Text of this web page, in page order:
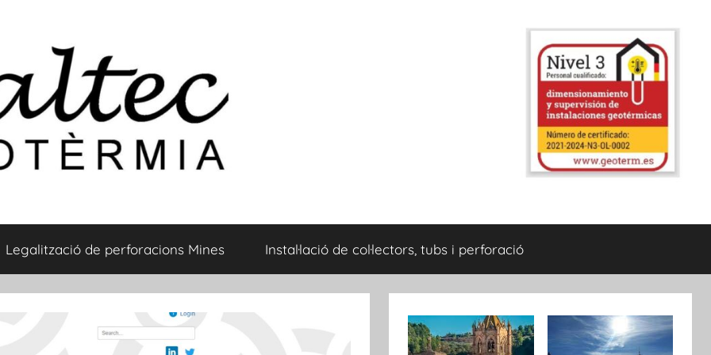
Legalització de perforacions Mines Instal·lació de col·lectors, tubs i perforació